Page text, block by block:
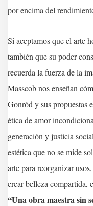
por encima del
Si aceptamos que el arte
también que su poder
recuerda la fuerza de la
Masscob nos enseñan
Gonród y sus propuestas
ética de amor
generación y justicia
estética que no se mide
arte para reorganizar
crear belleza compartida,
“Una obra maestra sin